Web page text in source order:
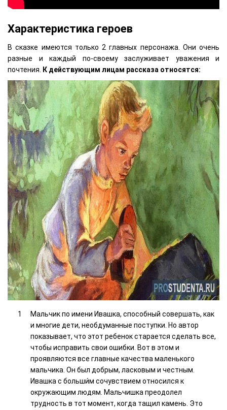
Характеристика героев
В сказке имеются только 2 главных персонажа. Они очень
разные и каждый по-своему заслуживает уважения и
почтения. К действующим лицам рассказа относятся:
Мальчик по имени Ивашка, способный совершать, как
и многие дети, необдуманные поступки. Но автор
показывает, что этот ребенок старается сделать все,
чтобы исправить свои ошибки. Вот в этом и
проявляются все главные качества маленького
мальчика. Он был добрым, ласковым и честным.
Ивашка с больши́м сочувствием относился к
окружающим людям. Мальчишка преодолел
трудность в тот момент, когда тащил камень. Это